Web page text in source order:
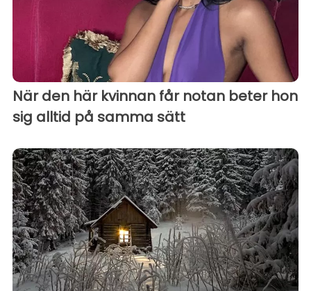
När den här kvinnan får notan beter hon
sig alltid på samma sätt